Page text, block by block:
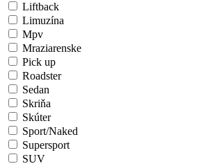
Liftback
Limuzína
Mpv
Mraziarenske
Pick up
Roadster
Sedan
Skriňa
Skúter
Sport/Naked
Supersport
SUV